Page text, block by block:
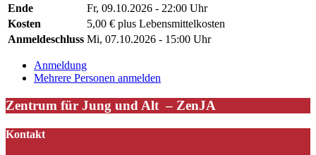
Ende
Fr, 09.10.2026 - 22:00 Uhr
Kosten
5,00 € plus Lebensmittelkosten
Anmeldeschluss Mi, 07.10.2026 - 15:00 Uhr
Anmeldung
Mehrere Personen anmelden
Zentrum für Jung und Alt – ZenJA
Kontakt